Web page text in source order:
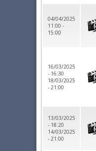
04/04/2025
11:00 -
15:00
16/03/2025
- 16:30
18/03/2025
- 21:00
13/03/2025
- 18:20
14/03/2025
- 21:00